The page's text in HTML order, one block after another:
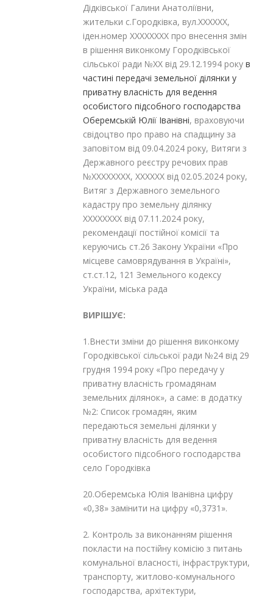
Дідківської Галини Анатоліївни,
жительки с.Городківка, вул.XXXXXX,
іден.номер XXXXXXXX про внесення змін
в рішення виконкому Городківської
сільської ради №XX від 29.12.1994 року в
частині передачі земельної ділянки у
приватну власність для ведення
особистого підсобного господарства
Оберемській Юлії Іванівні, враховуючи
свідоцтво про право на спадщину за
заповітом від 09.04.2024 року, Витяги з
Державного реєстру речових прав
№XXXXXXXX, XXXXXX від 02.05.2024 року,
Витяг з Державного земельного
кадастру про земельну ділянку
XXXXXXXX від 07.11.2024 року,
рекомендації постійної комісії та
керуючись ст.26 Закону України «Про
місцеве самоврядування в Україні»,
ст.ст.12, 121 Земельного кодексу
України, міська рада
ВИРІШУЄ:
1.Внести зміни до рішення виконкому
Городківської сільської ради №24 від 29
грудня 1994 року «Про передачу у
приватну власність громадянам
земельних ділянок», а саме: в додатку
№2: Список громадян, яким
передаються земельні ділянки у
приватну власність для ведення
особистого підсобного господарства
село Городківка
20.Оберемська Юлія Іванівна цифру
«0,38» замінити на цифру «0,3731».
2. Контроль за виконанням рішення
покласти на постійну комісію з питань
комунальної власності, інфраструктури,
транспорту, житлово-комунального
господарства, архітектури,